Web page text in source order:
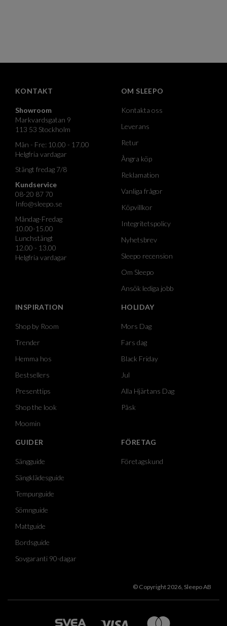
KONTAKT
Showroom
Markvardsgatan 9
113 53 Stockholm
Mån - Fre: 10.00 - 17.00
Helgfria vardagar
Stängt fredag 7/8
Kundservice
08-20 87 70
Info@sleepo.se
Måndag-Fredag
10.00-15.00
Lunchstängt
12.00 - 13.00
Helgfria vardagar
OM SLEEPO
Kontakta oss
Leverans
Retur
Ångra köp
Reklamation
Vanliga frågor
Köpvillkor
Integritetspolicy
Nyhetsbrev
Sleepo recension
Om Sleepo
Ansök lediga jobb
INSPIRATION
Shop by Room
Trender
Hemma hos
Bestsellers
Presenttips
Shop the look
Moomin
HOLIDAY
Mors Dag
Fars dag
Black Friday
Jul
Alla Hjärtans Dag
Påsk
GUIDER
Sängguide
Sängklädesguide
Tempurguide
Sömnguide
Mattguide
Bordsguide
Sovgaranti 90-dagar
FÖRETAG
Företagskund
© Copyright 2026, Sleepo AB